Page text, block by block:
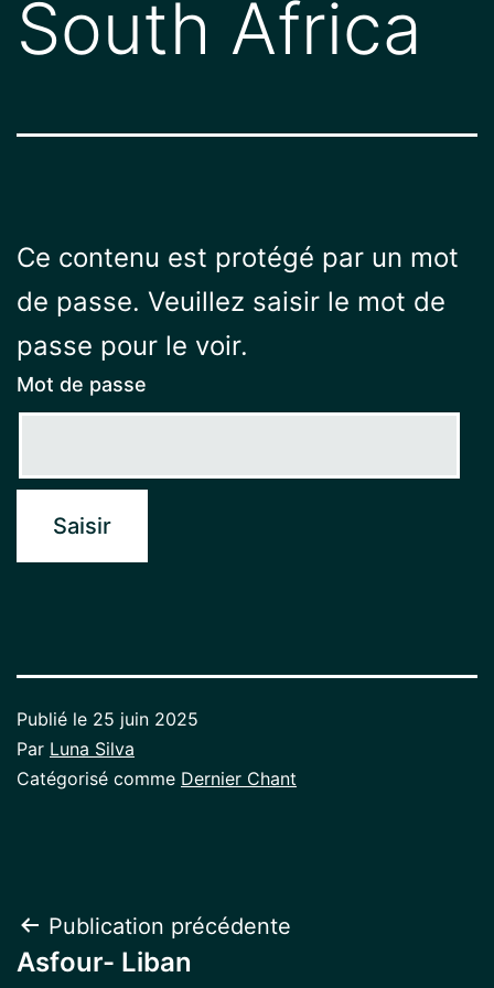
South Africa
Ce contenu est protégé par un mot
de passe. Veuillez saisir le mot de
passe pour le voir.
Mot de passe
Publié le 25 juin 2025
Par Luna Silva
Catégorisé comme Dernier Chant
Navigation
Publication précédente
Asfour- Liban